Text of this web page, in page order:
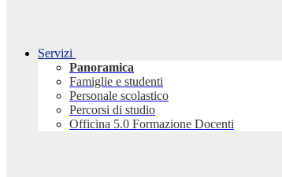
Servizi
Panoramica
Famiglie e studenti
Personale scolastico
Percorsi di studio
Officina 5.0 Formazione Docenti